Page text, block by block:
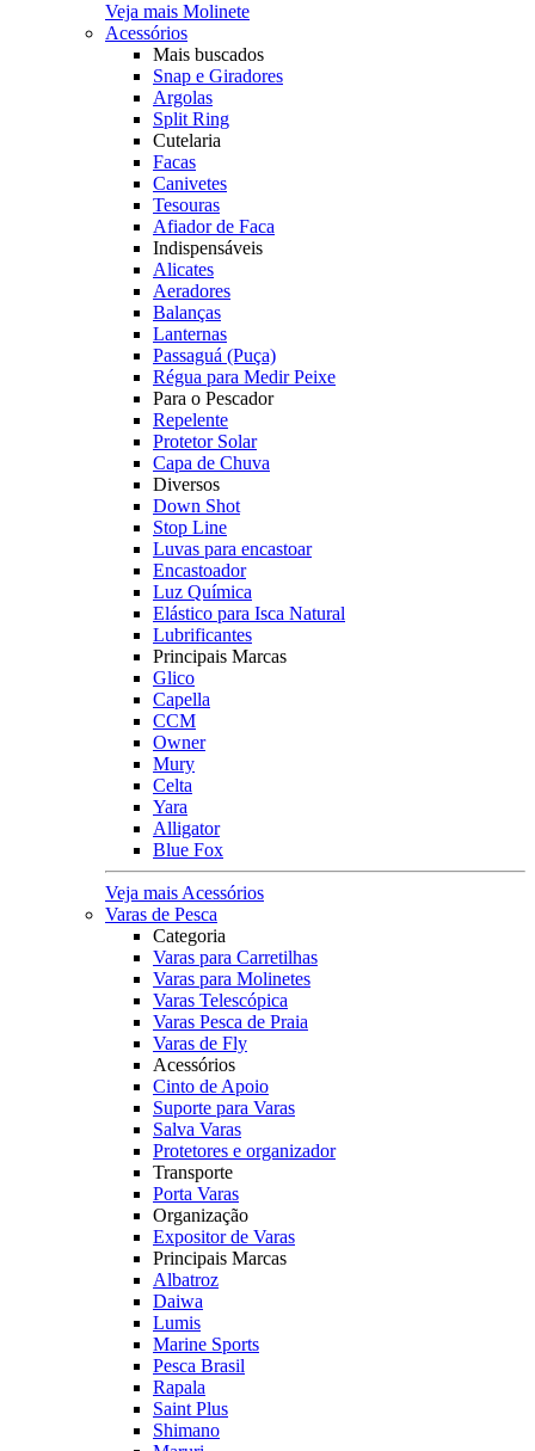
Veja mais Molinete
Acessórios
Mais buscados
Snap e Giradores
Argolas
Split Ring
Cutelaria
Facas
Canivetes
Tesouras
Afiador de Faca
Indispensáveis
Alicates
Aeradores
Balanças
Lanternas
Passaguá (Puça)
Régua para Medir Peixe
Para o Pescador
Repelente
Protetor Solar
Capa de Chuva
Diversos
Down Shot
Stop Line
Luvas para encastoar
Encastoador
Luz Química
Elástico para Isca Natural
Lubrificantes
Principais Marcas
Glico
Capella
CCM
Owner
Mury
Celta
Yara
Alligator
Blue Fox
Veja mais Acessórios
Varas de Pesca
Categoria
Varas para Carretilhas
Varas para Molinetes
Varas Telescópica
Varas Pesca de Praia
Varas de Fly
Acessórios
Cinto de Apoio
Suporte para Varas
Salva Varas
Protetores e organizador
Transporte
Porta Varas
Organização
Expositor de Varas
Principais Marcas
Albatroz
Daiwa
Lumis
Marine Sports
Pesca Brasil
Rapala
Saint Plus
Shimano